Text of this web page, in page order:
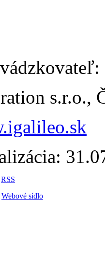
s.r.o.,
RSS
Webové sídlo